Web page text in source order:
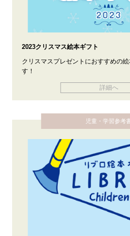
2023クリスマス絵本ギフト
クリスマスプレゼントにおすすめの
す！
詳細へ
児童・学習参考